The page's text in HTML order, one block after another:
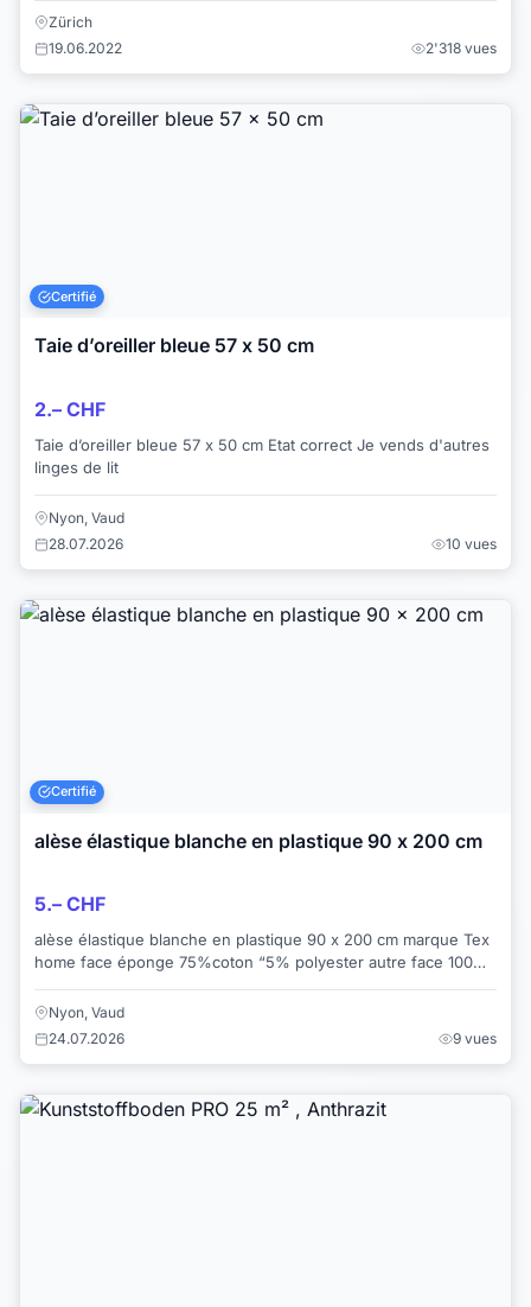
Zürich
19.06.2022
2'318 vues
Certifié
Taie d’oreiller bleue 57 x 50 cm
2.– CHF
Taie d’oreiller bleue 57 x 50 cm Etat correct Je vends d'autres
linges de lit
Nyon, Vaud
28.07.2026
10 vues
Certifié
alèse élastique blanche en plastique 90 x 200 cm
5.– CHF
alèse élastique blanche en plastique 90 x 200 cm marque Tex
home face éponge 75%coton “5% polyester autre face 100%
polyuréthane Bon état Je ...
Nyon, Vaud
24.07.2026
9 vues